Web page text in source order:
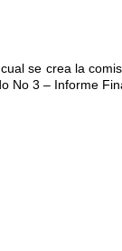
se crea la
No 3 – Informe